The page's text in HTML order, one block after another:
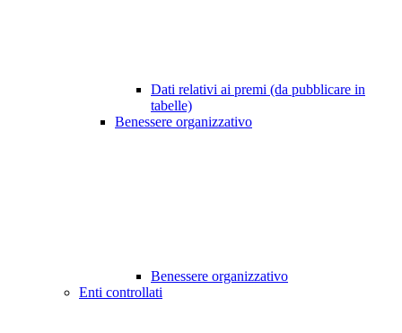
Dati relativi ai premi (da pubblicare in
tabelle)
Benessere organizzativo
Benessere organizzativo
Enti controllati